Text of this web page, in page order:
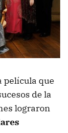
película que
de la
lograron